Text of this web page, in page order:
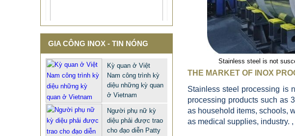
Stainless steel is not
THE MARKET OF INOX
Stainless steel processing is
processing products such as
as household items, schools,
as medical supplies, industry. ,
GIA CÔNG INOX - TIN NÓNG
Kỳ quan ở Việt
Nam công trình kỳ
diệu những kỳ quan
ở Vietnam
Người phụ nữ kỳ
diệu phải được trao
cho đạo diễn Patty